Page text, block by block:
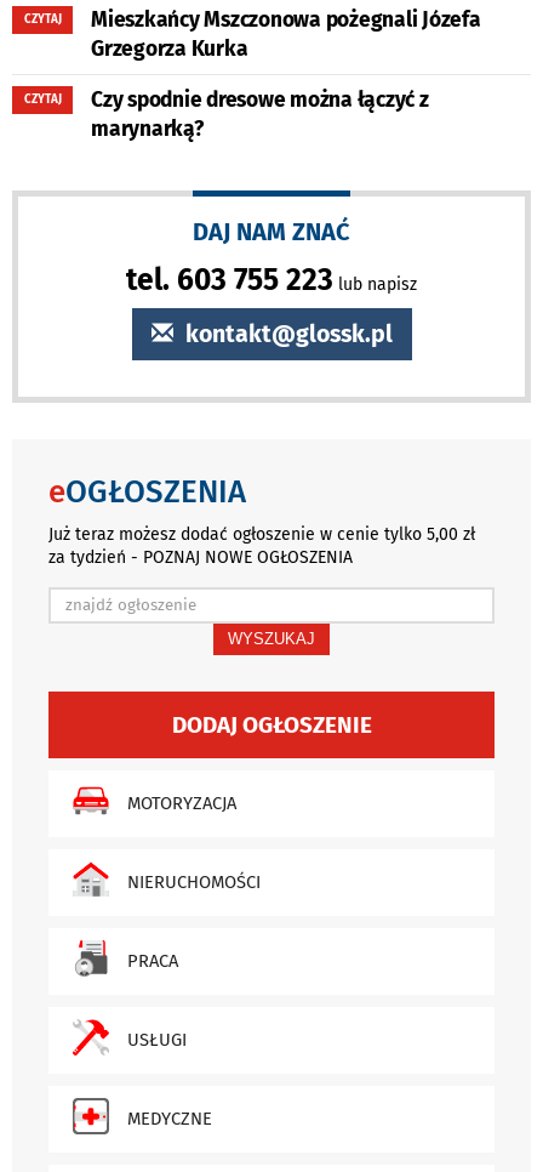
CZYTAJ
Mieszkańcy Mszczonowa pożegnali Józefa
Grzegorza Kurka
CZYTAJ
Czy spodnie dresowe można łączyć z
marynarką?
DAJ NAM ZNAĆ
tel. 603 755 223 lub napisz
kontakt@glossk.pl
eOGŁOSZENIA
Już teraz możesz dodać ogłoszenie w cenie tylko 5,00 zł
za tydzień - POZNAJ NOWE OGŁOSZENIA
WYSZUKAJ
DODAJ OGŁOSZENIE
MOTORYZACJA
NIERUCHOMOŚCI
PRACA
USŁUGI
MEDYCZNE